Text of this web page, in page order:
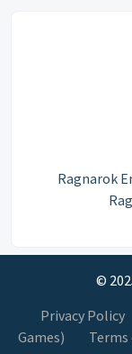
Ragnarok
©
Privacy Policy
Games)
Terms